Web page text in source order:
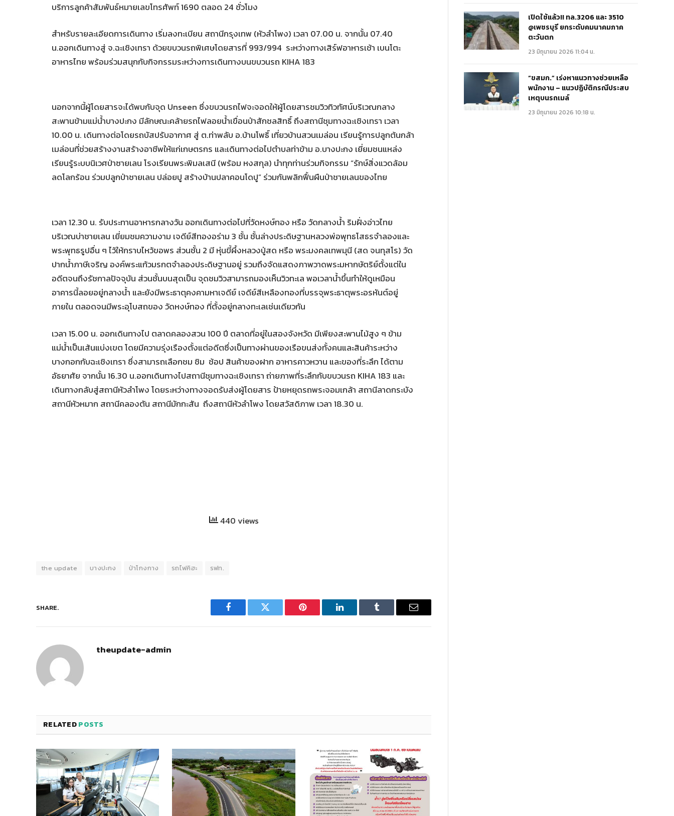
บริการลูกค้าสัมพันธ์หมายเลขโทรศัพท์ 1690 ตลอด 24 ชั่วโมง
สำหรับรายละเอียดการเดินทาง เริ่มลงทะเบียน สถานีกรุงเทพ (หัวลำโพง) เวลา 07.00 น. จากนั้น 07.40
น.ออกเดินทางสู่ จ.ฉะเชิงเทรา ด้วยขบวนรถพิเศษโดยสารที่ 993/994 ระหว่างทางเสิร์ฟอาหารเช้า เบนโตะ
อาหารไทย พร้อมร่วมสนุกกับกิจกรรมระหว่างการเดินทางบนขบวนรถ KIHA 183
นอกจากนี้ผู้โดยสารจะได้พบกับจุด Unseen ซึ่งขบวนรถไฟจะจอดให้ผู้โดยสารชมวิวทิวทัศน์บริเวณกลาง
สะพานข้ามแม่น้ำบางปะกง มีลักษณะคล้ายรถไฟลอยน้ำเขื่อนป่าสักชลสิทธิ์ ถึงสถานีชุมทางฉะเชิงเทรา เวลา
10.00 น. เดินทางต่อโดยรถบัสปรับอากาศ สู่ ต.ท่าพลับ อ.บ้านโพธิ์ เที่ยวบ้านสวนเมล่อน เรียนรู้การปลูกต้นกล้า
เมล่อนที่ช่วยสร้างงานสร้างอาชีพให้แก่เกษตรกร และเดินทางต่อไปตำบลท่าข้าม อ.บางปะกง เยี่ยมชนแหล่ง
เรียนรู้ระบบนิเวศป่าซายเลน โรงเรียนพระพิมลเสนี (พร้อม หงสกุล) นำทุกท่านร่วมกิจกรรม “รักษ์สิ่งแวดล้อม
ลดโลกร้อน ร่วมปลูกป่าชายเลน ปล่อยปู สร้างบ้านปลาคอนโดปู” ร่วมกันพลิกฟื้นผืนป่าชายเลนของไทย
เวลา 12.30 น. รับประทานอาหารกลางวัน ออกเดินทางต่อไปที่วัดหงษ์ทอง หรือ วัดกลางน้ำ ริมฝั่งอ่าวไทย
บริเวณบ่าชายเลน เยี่ยมชมความงาม เจดีย์สีทองอร่าม 3 ชั้น ชั้นล่างประดิษฐานหลวงพ่อพุทธโสธรจำลองและ
พระพุทธรูปอื่น ๆ ไว้ให้กราบไหว้ขอพร ส่วนชั้น 2 มี หุ่นขี้ผึ้งหลวงปู่สด หรือ พระมงคลเทพมุนี (สด จนทุสโร) วัด
ปากน้ำภาษีเจริญ องค์พระแก้วมรกตจำลองประดิษฐานอยู่ รวมถึงจัดแสดงภาพวาดพระมหากษัตริย์ตั้งแต่ใน
อดีตจนถึงรัชกาลปัจจุบัน ส่วนชั้นบนสุดเป็น จุดชมวิวสามารถมองเห็นวิวทะเล พอเวลาน้ำขึ้นทำให้ดูเหมือน
อาคารนี้ลอยอยู่กลางน้ำ และยังมีพระธาตุคงคามหาเจดีย์ เจดีย์สีเหลืองทองที่บรรจุพระธาตุพระอรหันต์อยู่
ภายใน ตลอดจนมีพระอุโบสถของ วัดหงษ์ทอง ที่ตั้งอยู่กลางทะเลเช่นเดียวกัน
เวลา 15.00 น. ออกเดินทางไป ตลาดคลองสวน 100 ปี ตลาดที่อยู่ในสองจังหวัด มีเพียงสะพานไม้สูง ๆ ข้าม
แม่น้ำเป็นเส้นแบ่งเขต โดยมีความรุ่งเรืองตั้งแต่อดีตซึ่งเป็นทางผ่านของเรือขนส่งทั้งคนและสินค้าระหว่าง
บางกอกกับฉะเชิงเทรา ซึ่งสามารถเลือกชม ชิม ช้อป สินค้าของฝาก อาหารคาวหวาน และของที่ระลึก ได้ตาม
อัธยาศัย จากนั้น 16.30 น.ออกเดินทางไปสถานีชุมทางฉะเชิงเทรา ถ่ายภาพที่ระลึกกับขบวนรถ KIHA 183 และ
เดินทางกลับสู่สถานีหัวลำโพง โดยระหว่างทางจอดรับส่งผู้โดยสาร ป้ายหยุดรถพระจอมเกล้า สถานีลาดกระบัง
สถานีหัวหมาก สถานีคลองตัน สถานีมักกะสัน ถึงสถานีหัวลำโพง โดยสวัสดิภาพ เวลา 18.30 น.
440 views
the update บางปะกง ป่าโกงกาง รถไฟคิฮะ รฟท.
SHARE.
Facebook Twitter Pinterest LinkedIn Tumblr Email
theupdate-admin
RELATEDPOSTS
เปิดใช้แล้ว!! ทล.3206 และ 3510
@เพชรบุรี ยกระดับคมนาคมภาค
ตะวันตก
23 มิถุนายน 2026 11:04 น.
“ขสมก.” เร่งหาแนวทางช่วยเหลือ
พนักงาน – แนวปฏิบัติกรณีประสบ
เหตุบนรถเมล์
23 มิถุนายน 2026 10:18 น.